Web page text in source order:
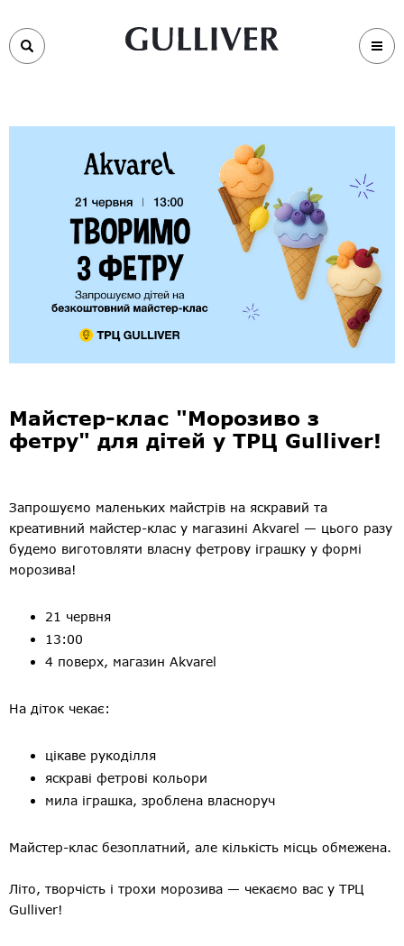
Майстер-клас "Морозиво з
фетру" для дітей у ТРЦ Gulliver!
Запрошуємо маленьких майстрів на яскравий та
креативний майстер-клас у магазині Akvarel — цього разу
будемо виготовляти власну фетрову іграшку у формі
морозива!
21 червня
13:00
4 поверх, магазин Akvarel
На діток чекає:
цікаве рукоділля
яскраві фетрові кольори
мила іграшка, зроблена власноруч
Майстер-клас безоплатний, але кількість місць обмежена.
Літо, творчість і трохи морозива — чекаємо вас у ТРЦ
Gulliver!